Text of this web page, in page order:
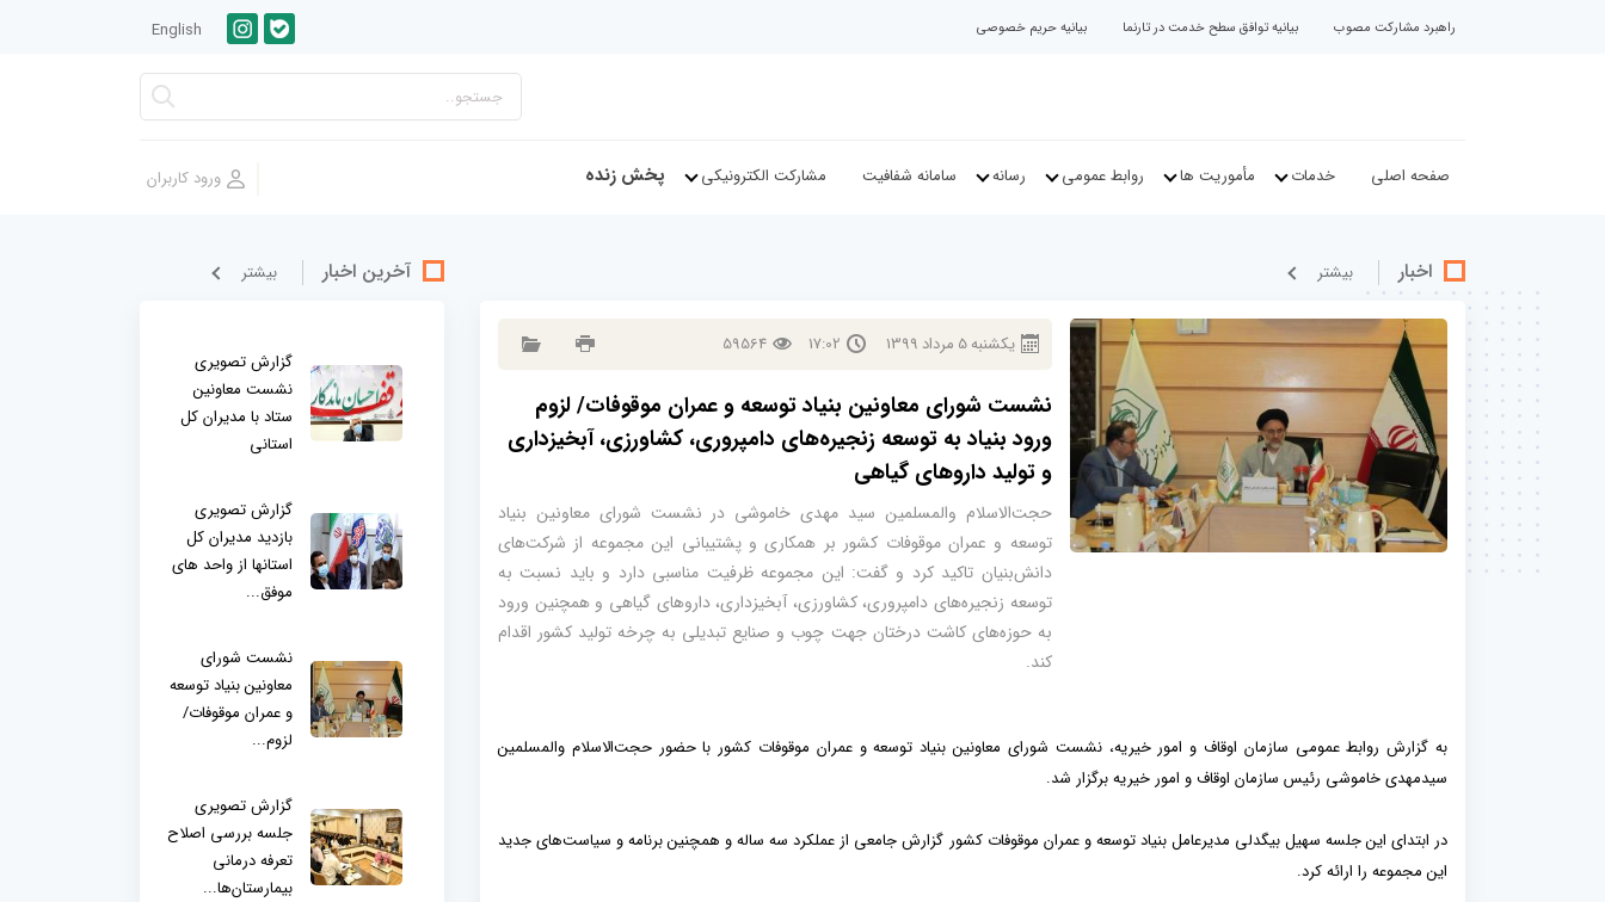
راهبرد مشارکت مصوب بیانیه توافق سطح خدمت در تارنما بیانیه حریم خصوصی English
صفحه اصلی خدمات مأموریت ها روابط عمومی رسانه سامانه شفافیت مشارکت الکترونیکی پخش زنده
اخبار بيشتر
يكشنبه5 مرداد 1399
17:02
59564
نشست شورای معاونین بنیاد توسعه و عمران موقوفات/ لزوم
ورود بنیاد به توسعه زنجیره‌های دامپروری، کشاورزی، آبخیزداری
و تولید داروهای گیاهی
حجت‌الاسلام والمسلمین سید مهدی خاموشی در نشست شورای معاونین بنیاد
توسعه و عمران موقوفات کشور بر همکاری و پشتیبانی این مجموعه از شرکت‌های
دانش‌بنیان تاکید کرد و گفت: این مجموعه ظرفیت مناسبی دارد و باید نسبت به
توسعه زنجیره‌های دامپروری، کشاورزی، آبخیزداری، داروهای گیاهی و همچنین ورود
به حوزه‌های کاشت درختان جهت چوب و صنایع تبدیلی به چرخه تولید کشور اقدام
کند.
به گزارش روابط عمومی سازمان اوقاف و امور خیریه، نشست شورای معاونین بنیاد توسعه و عمران موقوفات کشور با حضور حجت‌الاسلام والمسلمین
سیدمهدی خاموشی رئیس سازمان اوقاف و امور خیریه برگزار شد.
در ابتدای این جلسه سهیل بیگدلی مدیرعامل بنیاد توسعه و عمران موقوفات کشور گزارش جامعی از عملکرد سه ساله و همچنین برنامه و سیاست‌های جدید
این مجموعه را ارائه کرد.
آخرین اخبار بيشتر
گزارش تصویری
نشست معاونین
ستاد با مدیران کل
استانی
گزارش تصویری
بازدید مدیران کل
استانها از واحد های
موفق...
نشست شورای
معاونین بنیاد توسعه
و عمران موقوفات/
لزوم...
گزارش تصویری
جلسه بررسی اصلاح
تعرفه درمانی
بیمارستان‌ها...